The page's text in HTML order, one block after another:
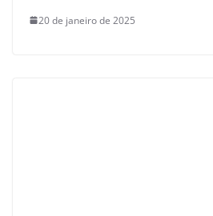
20 de janeiro de 2025